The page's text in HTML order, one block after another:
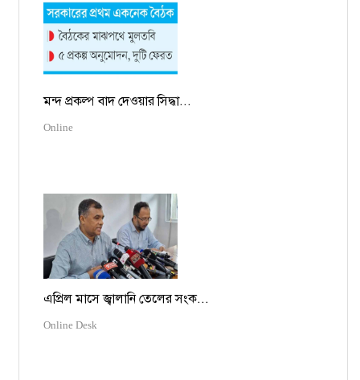
মন্দ প্রকল্প বাদ দেওয়ার সিদ্ধা...
Online
এপ্রিল মাসে জ্বালানি তেলের সংক...
Online Desk